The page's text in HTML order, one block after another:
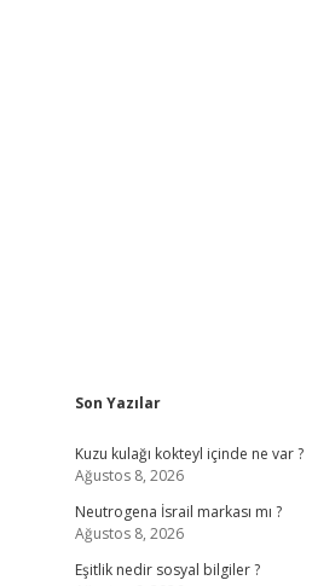
Sidebar
Son Yazılar
Kuzu kulağı kokteyl içinde ne var ?
Ağustos 8, 2026
Neutrogena İsrail markası mı ?
Ağustos 8, 2026
Eşitlik nedir sosyal bilgiler ?